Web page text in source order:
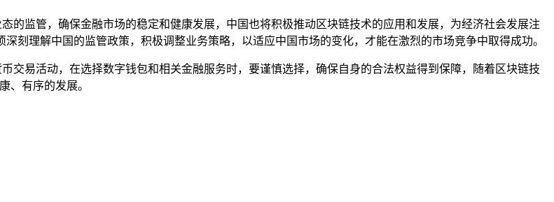
的监管，确保金融市场的稳定和健康发展，中国也将积极推动区块链技术的应用和发展，为经济社会发展注
刻理解中国的监管政策，积极调整业务策略，以适应中国市场的变化，才能在激烈的市场竞争中取得成功。
交易活动，在选择数字钱包和相关金融服务时，要谨慎选择，确保自身的合法权益得到保障，随着区块链技
、有序的发展。